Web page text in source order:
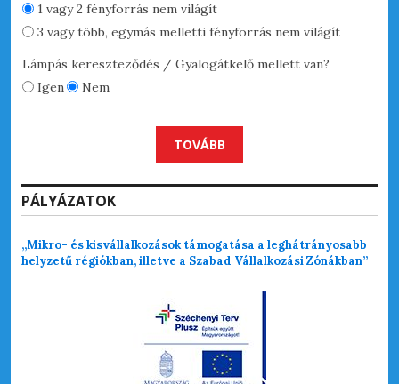
1 vagy 2 fényforrás nem világít
3 vagy több, egymás melletti fényforrás nem világít
Lámpás kereszteződés / Gyalogátkelő mellett van?
Igen
Nem
TOVÁBB
PÁLYÁZATOK
„Mikro- és kisvállalkozások támogatása a leghátrányosabb
helyzetű régiókban, illetve a Szabad Vállalkozási Zónákban”